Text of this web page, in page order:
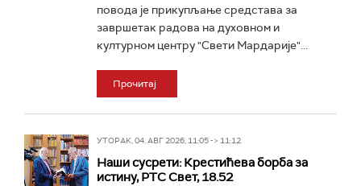
повода је прикупљање средстава за
завршетак радова на духовном и
културном центру "Свети Мардарије"...
Прочитај
УТОРАК, 04. АВГ 2026, 11:05 -> 11:12
Наши сусрети: Крестићева борба за
истину, РТС Свет, 18.52